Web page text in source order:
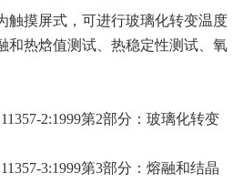
触摸屏式，可进行玻璃化转变温度
和热焓值测试、热稳定性测试、氧
2:1999第2部分：玻璃化转变
3:1999第3部分：熔融和结晶